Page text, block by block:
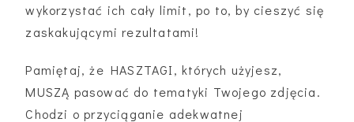
wykorzystać ich cały limit, po to, by cieszyć się
zaskakującymi rezultatami!
Pamiętaj, że HASZTAGI, których użyjesz,
MUSZĄ pasować do tematyki Twojego zdjęcia.
Chodzi o przyciąganie adekwatnej